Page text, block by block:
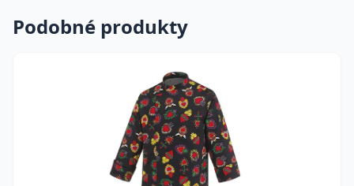
Podobné produkty